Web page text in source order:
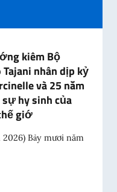
kiêm Bộ
nhân dịp kỷ
và 25 năm
hy sinh của
giớ
Bảy mươi năm